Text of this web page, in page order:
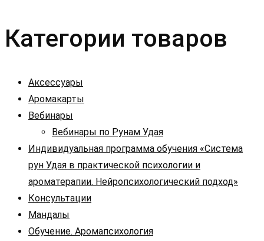
Категории товаров
Аксессуары
Аромакарты
Вебинары
Вебинары по Рунам Удая
Индивидуальная программа обучения «Система
рун Удая в практической психологии и
ароматерапии. Нейропсихологический подход»
Консультации
Мандалы
Обучение. Аромапсихология